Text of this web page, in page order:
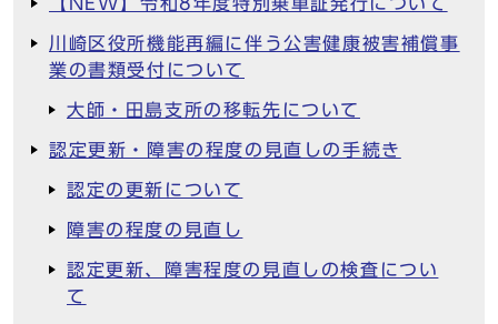
川崎区役所機能再編に伴う公害健康被害補償事
業の書類受付について
大師・田島支所の移転先について
認定更新・障害の程度の見直しの手続き
認定の更新について
障害の程度の見直し
認定更新、障害程度の見直しの検査につい
て